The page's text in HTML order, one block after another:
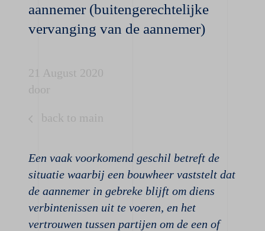
aannemer (buitengerechtelijke
vervanging van de aannemer)
21 August 2020
door
back to main
Een vaak voorkomend geschil betreft de
situatie waarbij een bouwheer vaststelt dat
de aannemer in gebreke blijft om diens
verbintenissen uit te voeren, en het
vertrouwen tussen partijen om de een of